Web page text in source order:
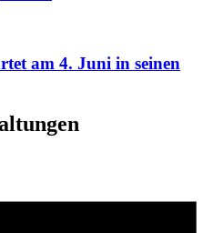
am 4. Juni in seinen